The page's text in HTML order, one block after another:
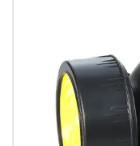
Remember me